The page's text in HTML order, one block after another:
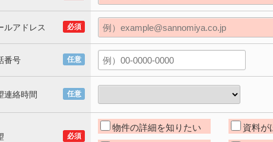
必須
ルアドレス
任意
番号
任意
連絡時間
必須
物件の詳細を知りたい 資料が